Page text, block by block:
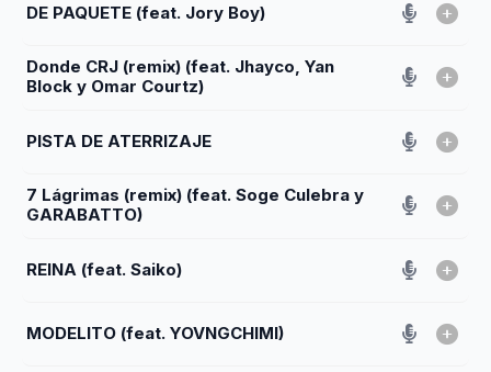
DE PAQUETE (feat. Jory Boy)
Donde CRJ (remix) (feat. Jhayco, Yan
Block y Omar Courtz)
PISTA DE ATERRIZAJE
7 Lágrimas (remix) (feat. Soge Culebra y
GARABATTO)
REINA (feat. Saiko)
MODELITO (feat. YOVNGCHIMI)